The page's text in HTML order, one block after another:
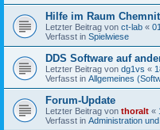
Hilfe im Raum
Letzter Beitrag von ct-lab «
Verfasst in Spielwiese
DDS Software auf
Letzter Beitrag von dg1vs «
Verfasst in Allgemeines
Forum-Update
Letzter Beitrag von thoralt «
Verfasst in Administration